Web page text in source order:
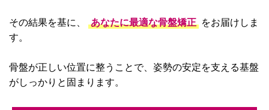
その結果を基に、 あなたに最適な骨盤矯正 をお届けしま
す。
骨盤が正しい位置に整うことで、姿勢の安定を支える基盤
がしっかりと固まります。